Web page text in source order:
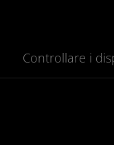
Controllare i